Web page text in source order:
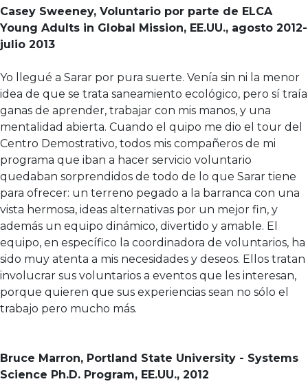
Casey Sweeney, Voluntario por parte de ELCA
Young Adults in Global Mission, EE.UU., agosto 2012-
julio 2013
Yo llegué a Sarar por pura suerte. Venía sin ni la menor
idea de que se trata saneamiento ecológico, pero sí traía
ganas de aprender, trabajar con mis manos, y una
mentalidad abierta. Cuando el quipo me dio el tour del
Centro Demostrativo, todos mis compañeros de mi
programa que iban a hacer servicio voluntario
quedaban sorprendidos de todo de lo que Sarar tiene
para ofrecer: un terreno pegado a la barranca con una
vista hermosa, ideas alternativas por un mejor fin, y
además un equipo dinámico, divertido y amable. El
equipo, en específico la coordinadora de voluntarios, ha
sido muy atenta a mis necesidades y deseos. Ellos tratan
involucrar sus voluntarios a eventos que les interesan,
porque quieren que sus experiencias sean no sólo el
trabajo pero mucho más.
Bruce Marron, Portland State University - Systems
Science Ph.D. Program, EE.UU., 2012